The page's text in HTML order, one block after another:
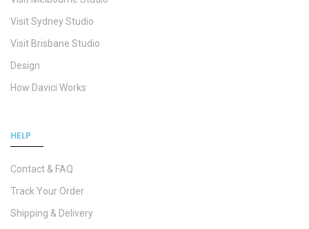
Visit Sydney Studio
Visit Brisbane Studio
Design
How Davici Works
HELP
Contact & FAQ
Track Your Order
Shipping & Delivery